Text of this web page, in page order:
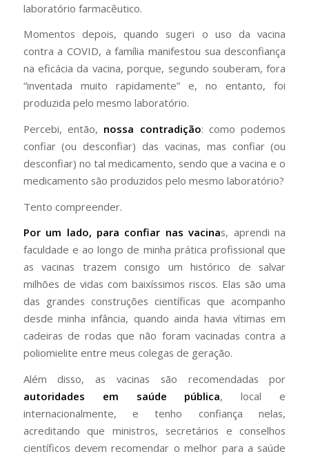
laboratório farmacêutico.
Momentos depois, quando sugeri o uso da vacina
contra a COVID, a família manifestou sua desconfiança
na eficácia da vacina, porque, segundo souberam, fora
“inventada muito rapidamente” e, no entanto, foi
produzida pelo mesmo laboratório.
Percebi, então, nossa contradição: como podemos
confiar (ou desconfiar) das vacinas, mas confiar (ou
desconfiar) no tal medicamento, sendo que a vacina e o
medicamento são produzidos pelo mesmo laboratório?
Tento compreender.
Por um lado, para confiar nas vacinas, aprendi na
faculdade e ao longo de minha prática profissional que
as vacinas trazem consigo um histórico de salvar
milhões de vidas com baixíssimos riscos. Elas são uma
das grandes construções científicas que acompanho
desde minha infância, quando ainda havia vítimas em
cadeiras de rodas que não foram vacinadas contra a
poliomielite entre meus colegas de geração.
Além disso, as vacinas são recomendadas por
autoridades em saúde pública, local e
internacionalmente, e tenho confiança nelas,
acreditando que ministros, secretários e conselhos
científicos devem recomendar o melhor para a saúde